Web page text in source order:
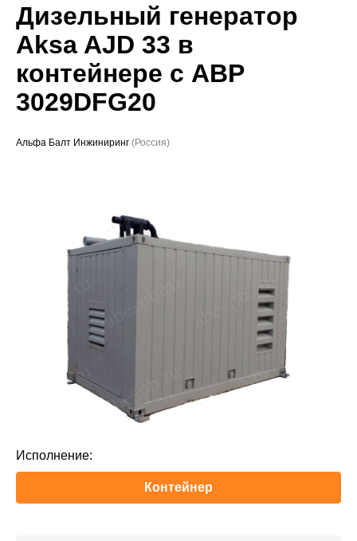
Сервис
Судовое ЭО
Проекты
Дизельный генератор
Aksa AJD 33 в
контейнере с АВР
3029DFG20
Альфа Балт Инжиниринг (Россия)
Исполнение:
Контейнер